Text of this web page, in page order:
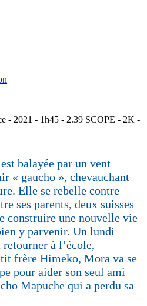
- 2021 - 1h45 - 2.39 SCOPE - 2K -
balayée par un vent
« gaucho », chevauchant
Elle se rebelle contre
ses parents, deux suisses
construire une nouvelle vie
y parvenir. Un lundi
à l’école,
frère Himeko, Mora va se
pour aider son seul ami
Mapuche qui a perdu sa